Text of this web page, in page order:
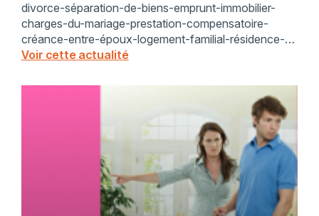
divorce-séparation-de-biens-emprunt-immobilier-
charges-du-mariage-prestation-compensatoire-
créance-entre-époux-logement-familial-résidence-
secondaire-indivision-article-214-code-civil-article-
Voir cette actualité